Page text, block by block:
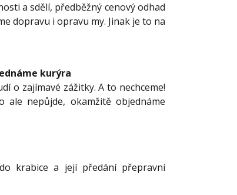
a sdělí, předběžný cenový odhad
dopravu i opravu my. Jinak je to na
kurýra
o zajímavé zážitky. A to nechceme!
nepůjde, okamžitě objednáme
krabice a její předání přepravní